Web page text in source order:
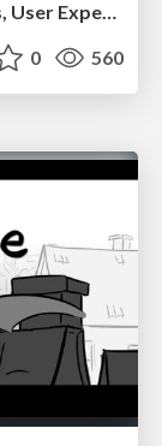
Building Experiences: Design Systems, User Experience, and Full Site Editing
0 560